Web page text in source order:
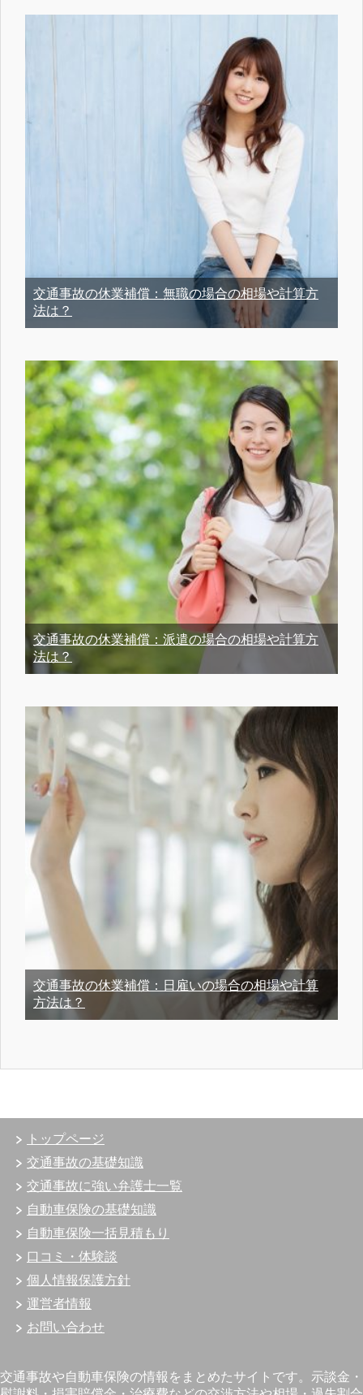
交通事故の休業補償：無職の場合の相場や計算方
法は？
交通事故の休業補償：派遣の場合の相場や計算方
法は？
交通事故の休業補償：日雇いの場合の相場や計算
方法は？
トップページ
交通事故の基礎知識
交通事故に強い弁護士一覧
自動車保険の基礎知識
自動車保険一括見積もり
口コミ・体験談
個人情報保護方針
運営者情報
お問い合わせ
交通事故や自動車保険の情報をまとめたサイトです。示談金・